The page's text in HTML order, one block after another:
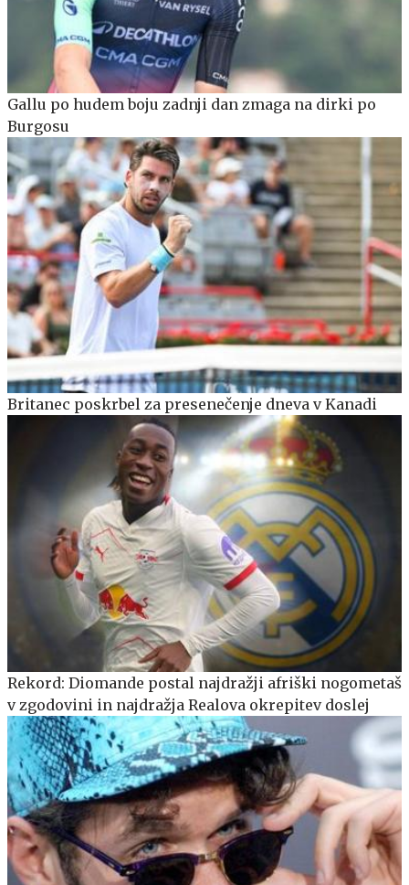
Gallu po hudem boju zadnji dan zmaga na dirki po
Burgosu
Britanec poskrbel za presenečenje dneva v Kanadi
Rekord: Diomande postal najdražji afriški nogometaš
v zgodovini in najdražja Realova okrepitev doslej